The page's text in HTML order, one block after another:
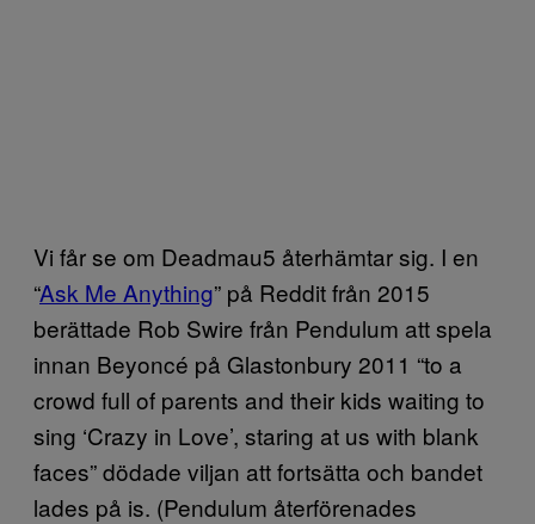
Vi får se om Deadmau5 återhämtar sig. I en
“Ask Me Anything” på Reddit från 2015
berättade Rob Swire från Pendulum att spela
innan Beyoncé på Glastonbury 2011 “to a
crowd full of parents and their kids waiting to
sing ‘Crazy in Love’, staring at us with blank
faces” dödade viljan att fortsätta och bandet
lades på is. (Pendulum återförenades